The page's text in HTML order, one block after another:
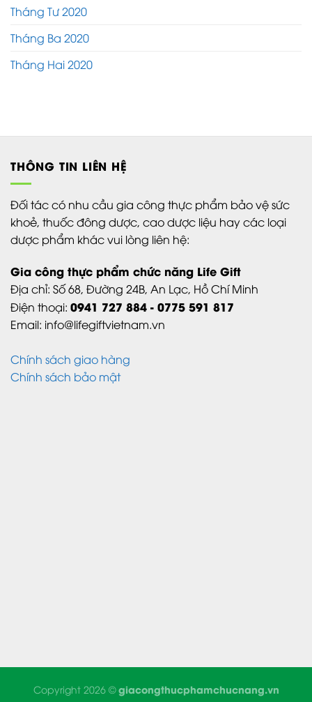
Tháng Tư 2020
Tháng Ba 2020
Tháng Hai 2020
THÔNG TIN LIÊN HỆ
Đối tác có nhu cầu gia công thực phẩm bảo vệ sức
khoẻ, thuốc đông dược, cao dược liệu hay các loại
dược phẩm khác vui lòng liên hệ:
Gia công thực phẩm chức năng Life Gift
Địa chỉ: Số 68, Đường 24B, An Lạc, Hồ Chí Minh
Điện thoại: 0941 727 884 - 0775 591 817
Email: info@lifegiftvietnam.vn
Chính sách giao hàng
Chính sách bảo mật
Copyright 2026 ©giacongthucphamchucnang.vn